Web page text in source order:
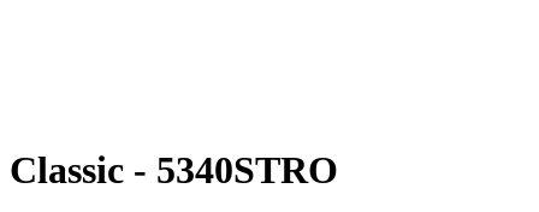
Classic - 5340STRO